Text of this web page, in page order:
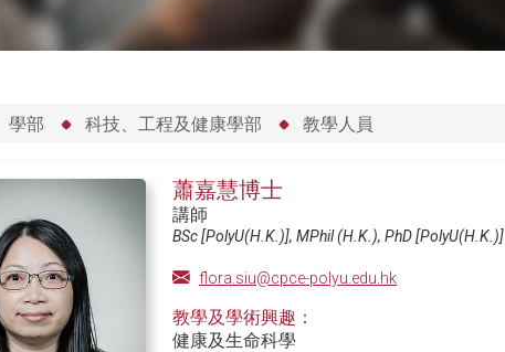
學部 科技、工程及健康學部 教學人員
蕭嘉慧博士
講師
BSc [PolyU(H.K.)], MPhil (H.K.), PhD [PolyU(H.K.)]
flora.siu@cpce-polyu.edu.hk
教學及學術興趣：
健康及生命科學